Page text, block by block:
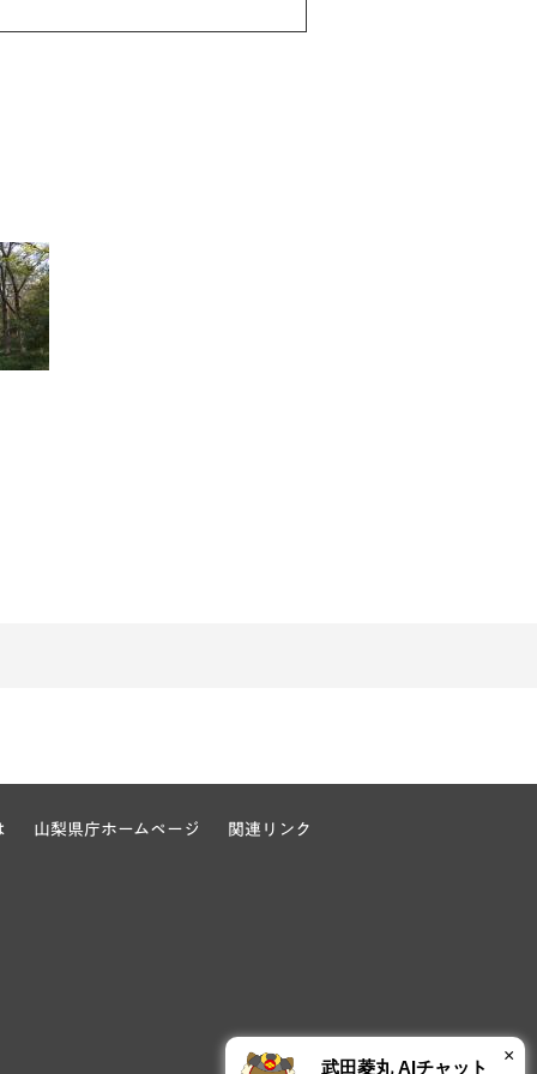
山梨県庁ホームページ 関連リンク
武田菱丸 AIチャット
×